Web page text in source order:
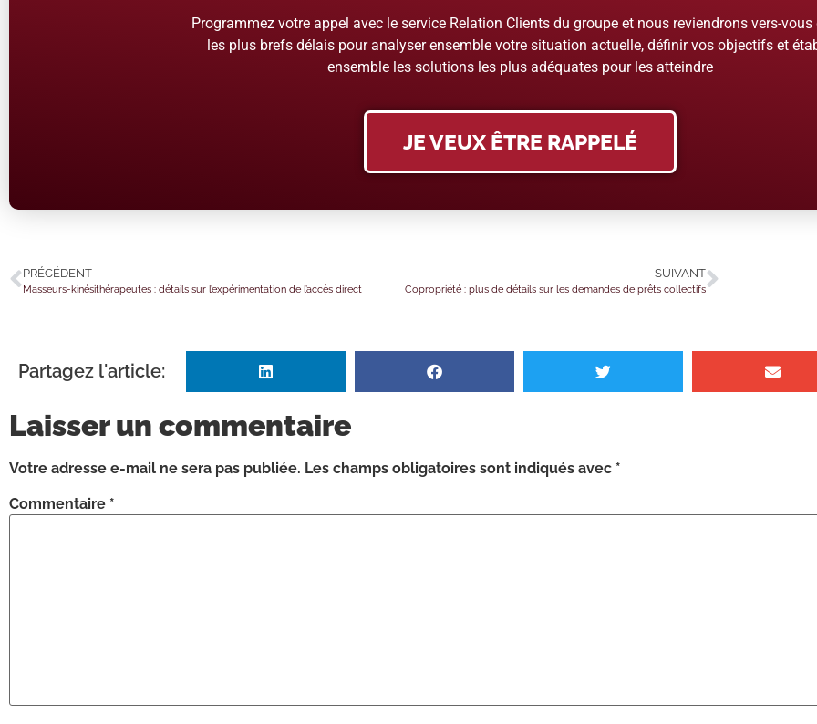
Programmez votre appel avec le service Relation Clients du groupe et nous reviendrons vers-vous
les plus brefs délais pour analyser ensemble votre situation actuelle, définir vos objectifs et
ensemble les solutions les plus adéquates pour les atteindre
JE VEUX ÊTRE RAPPELÉ
PRÉCÉDENT
Masseurs-kinésithérapeutes : détails sur l’expérimentation de l’accès direct
SUIVANT
Copropriété : plus de détails sur les demandes de prêts collectifs
Partagez l'article:
Laisser un commentaire
Votre adresse e-mail ne sera pas publiée. Les champs obligatoires sont indiqués avec *
Commentaire *